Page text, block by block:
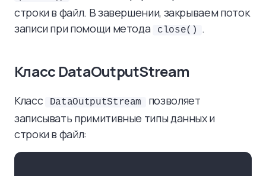
строки в файл. В завершении, закрываем поток
записи при помощи метода
close() .
Класс DataOutputStream
Класс DataOutputStream
позволяет
записывать примитивные типы данных и
строки в файл: